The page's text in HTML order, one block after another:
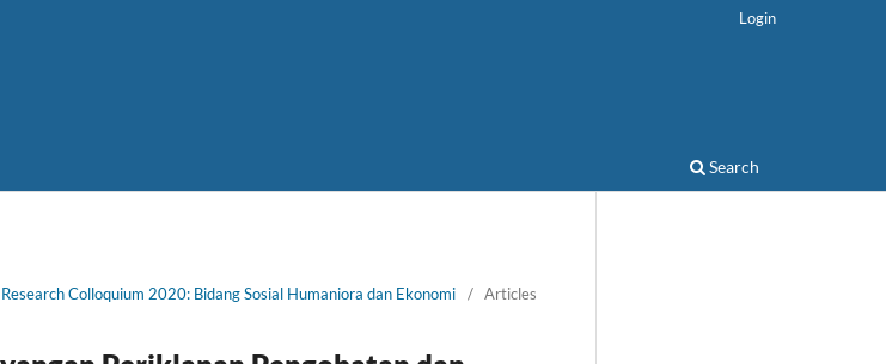
Search
Login
Colloquium 2020: Bidang Sosial Humaniora dan Ekonomi / Articles